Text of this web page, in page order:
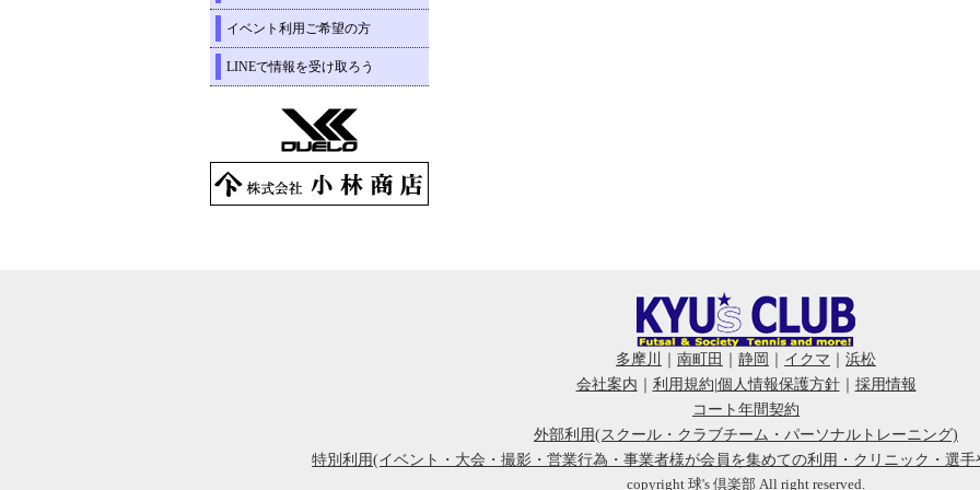
イベント利用ご希望の方
LINEで情報を受け取ろう
多摩川 南町田 静岡 イクマ
浜松
会社案内
利用規約 個人情報保護方針｜ 採用情報
コート年間契約
外部利用(スクール・クラブチーム・パーソナルトレーニング)
特別利用(イベント・大会・撮影・営業行為・事業者様が会員を集めての利用・クリニック・選
copyright 球's 倶楽部 All right reserved.